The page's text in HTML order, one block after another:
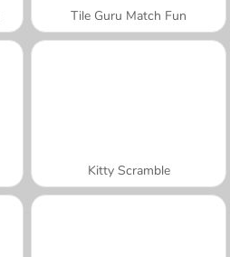
Tile Guru Match Fun
Kitty Scramble